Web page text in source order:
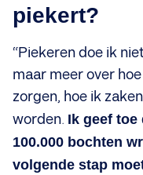
piekert?
“Piekeren doe ik
maar meer over
zorgen, hoe ik
worden. Ik geef
100.000 bochten
volgende stap